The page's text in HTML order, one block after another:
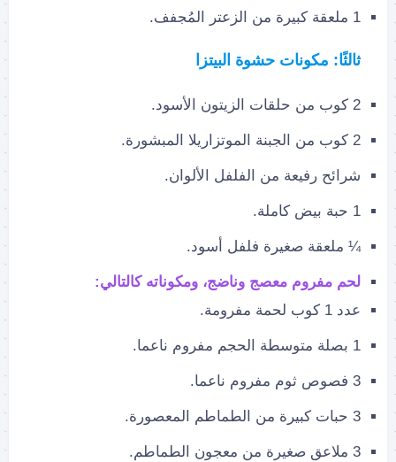
1 ملعقة كبيرة من الزعتر المُجفف.
ثالثًا: مكونات حشوة البيتزا
2 كوب من حلقات الزيتون الأسود.
2 كوب من الجبنة الموتزاريلا المبشورة.
شرائح رفيعة من الفلفل الألوان.
1 حبة بيض كاملة.
¼ ملعقة صغيرة فلفل أسود.
لحم مفروم معصج وناضج، ومكوناته كالتالي:
عدد 1 كوب لحمة مفرومة.
1 بصلة متوسطة الحجم مفروم ناعما.
3 فصوص ثوم مفروم ناعما.
3 حبات كبيرة من الطماطم المعصورة.
3 ملاعق صغيرة من معجون الطماطم.